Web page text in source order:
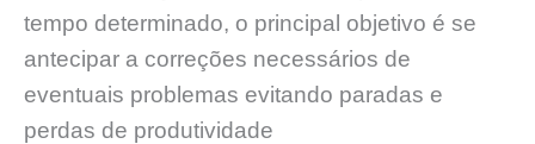
tempo determinado, o principal objetivo é se
antecipar a correções necessários de
eventuais problemas evitando paradas e
perdas de produtividade